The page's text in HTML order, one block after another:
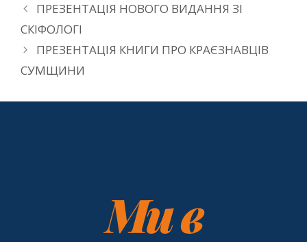
ПРЕЗЕНТАЦІЯ НОВОГО ВИДАННЯ ЗІ
СКІФОЛОГІ
ПРЕЗЕНТАЦІЯ КНИГИ ПРО КРАЄЗНАВЦІВ
СУМЩИНИ
Ми в